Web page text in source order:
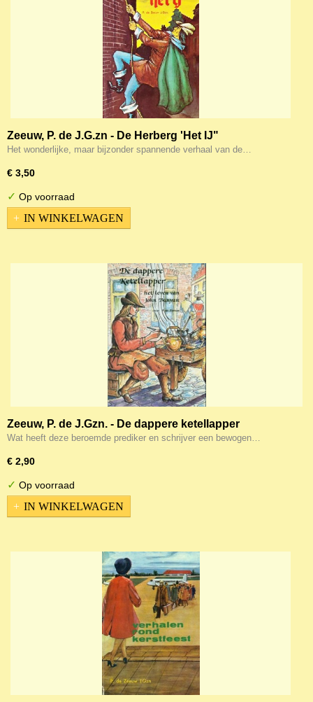
Zeeuw, P. de J.G.zn - De Herberg 'Het IJ"
Het wonderlijke, maar bijzonder spannende verhaal van de…
€ 3,50
✓ Op voorraad
IN WINKELWAGEN
Zeeuw, P. de J.Gzn. - De dappere ketellapper
Wat heeft deze beroemde prediker en schrijver een bewogen…
€ 2,90
✓ Op voorraad
IN WINKELWAGEN